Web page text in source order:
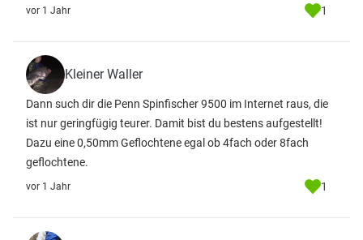
vor 1 Jahr 1
Kleiner Waller
Dann such dir die Penn Spinfischer 9500 im Internet raus, die
ist nur geringfügig teurer. Damit bist du bestens aufgestellt!
Dazu eine 0,50mm Geflochtene egal ob 4fach oder 8fach
geflochtene.
vor 1 Jahr 1